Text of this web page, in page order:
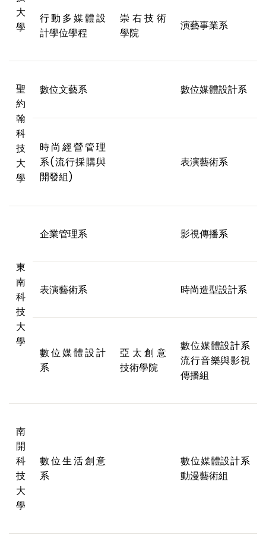
大
學
行動多媒體設
計學位學程
崇右技術
學院
演藝事業系
聖
約
翰
科
技
大
學
數位文藝系 數位媒體設計系
時尚經營管理
系(流行採購與
開發組)
表演藝術系
東
南
科
技
大
學
企業管理系 影視傳播系
表演藝術系 時尚造型設計系
數位媒體設計
系
亞太創意
技術學院
數位媒體設計系
流行音樂與影視
傳播組
南
開
科
技
大
學
數位生活創意
系
數位媒體設計系
動漫藝術組